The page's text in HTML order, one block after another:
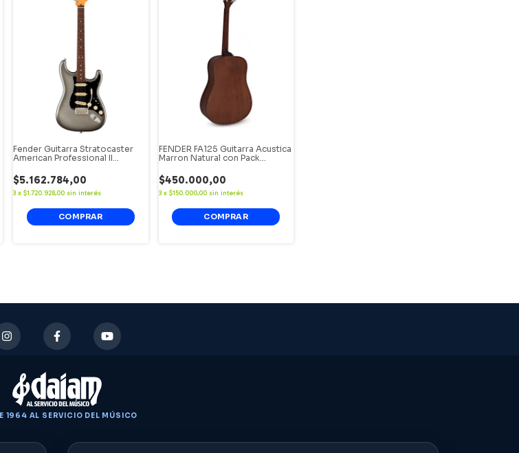
Fender Guitarra Stratocaster
American Professional II
$5.162.784,00
3 x$1.720.928,00 sin interés
FENDER FA125 Guitarra Acustica
Marron Natural con Pack
$450.000,00
3 x $150.000,00 sin interés
1964 AL SERVICIO DEL MÚSICO